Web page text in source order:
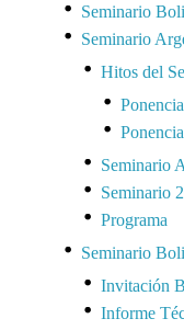
Seminario
Seminario
Hitos del
Seminario
Seminario
Programa
Seminario
Invitación
Informe